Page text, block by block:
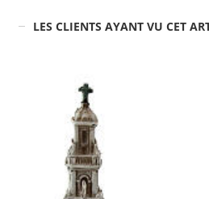
LES CLIENTS AYANT VU CET